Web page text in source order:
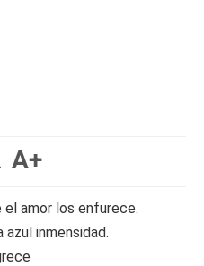
A+
el amor los enfurece.
inmensidad.